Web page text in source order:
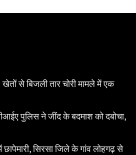
से बिजली तार चोरी मामले में एक
पुलिस ने जींद के बदमाश को दबोचा,
छापेमारी, सिरसा जिले के गांव लोहगढ़ से